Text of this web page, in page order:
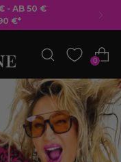
0
BESTELLWERT